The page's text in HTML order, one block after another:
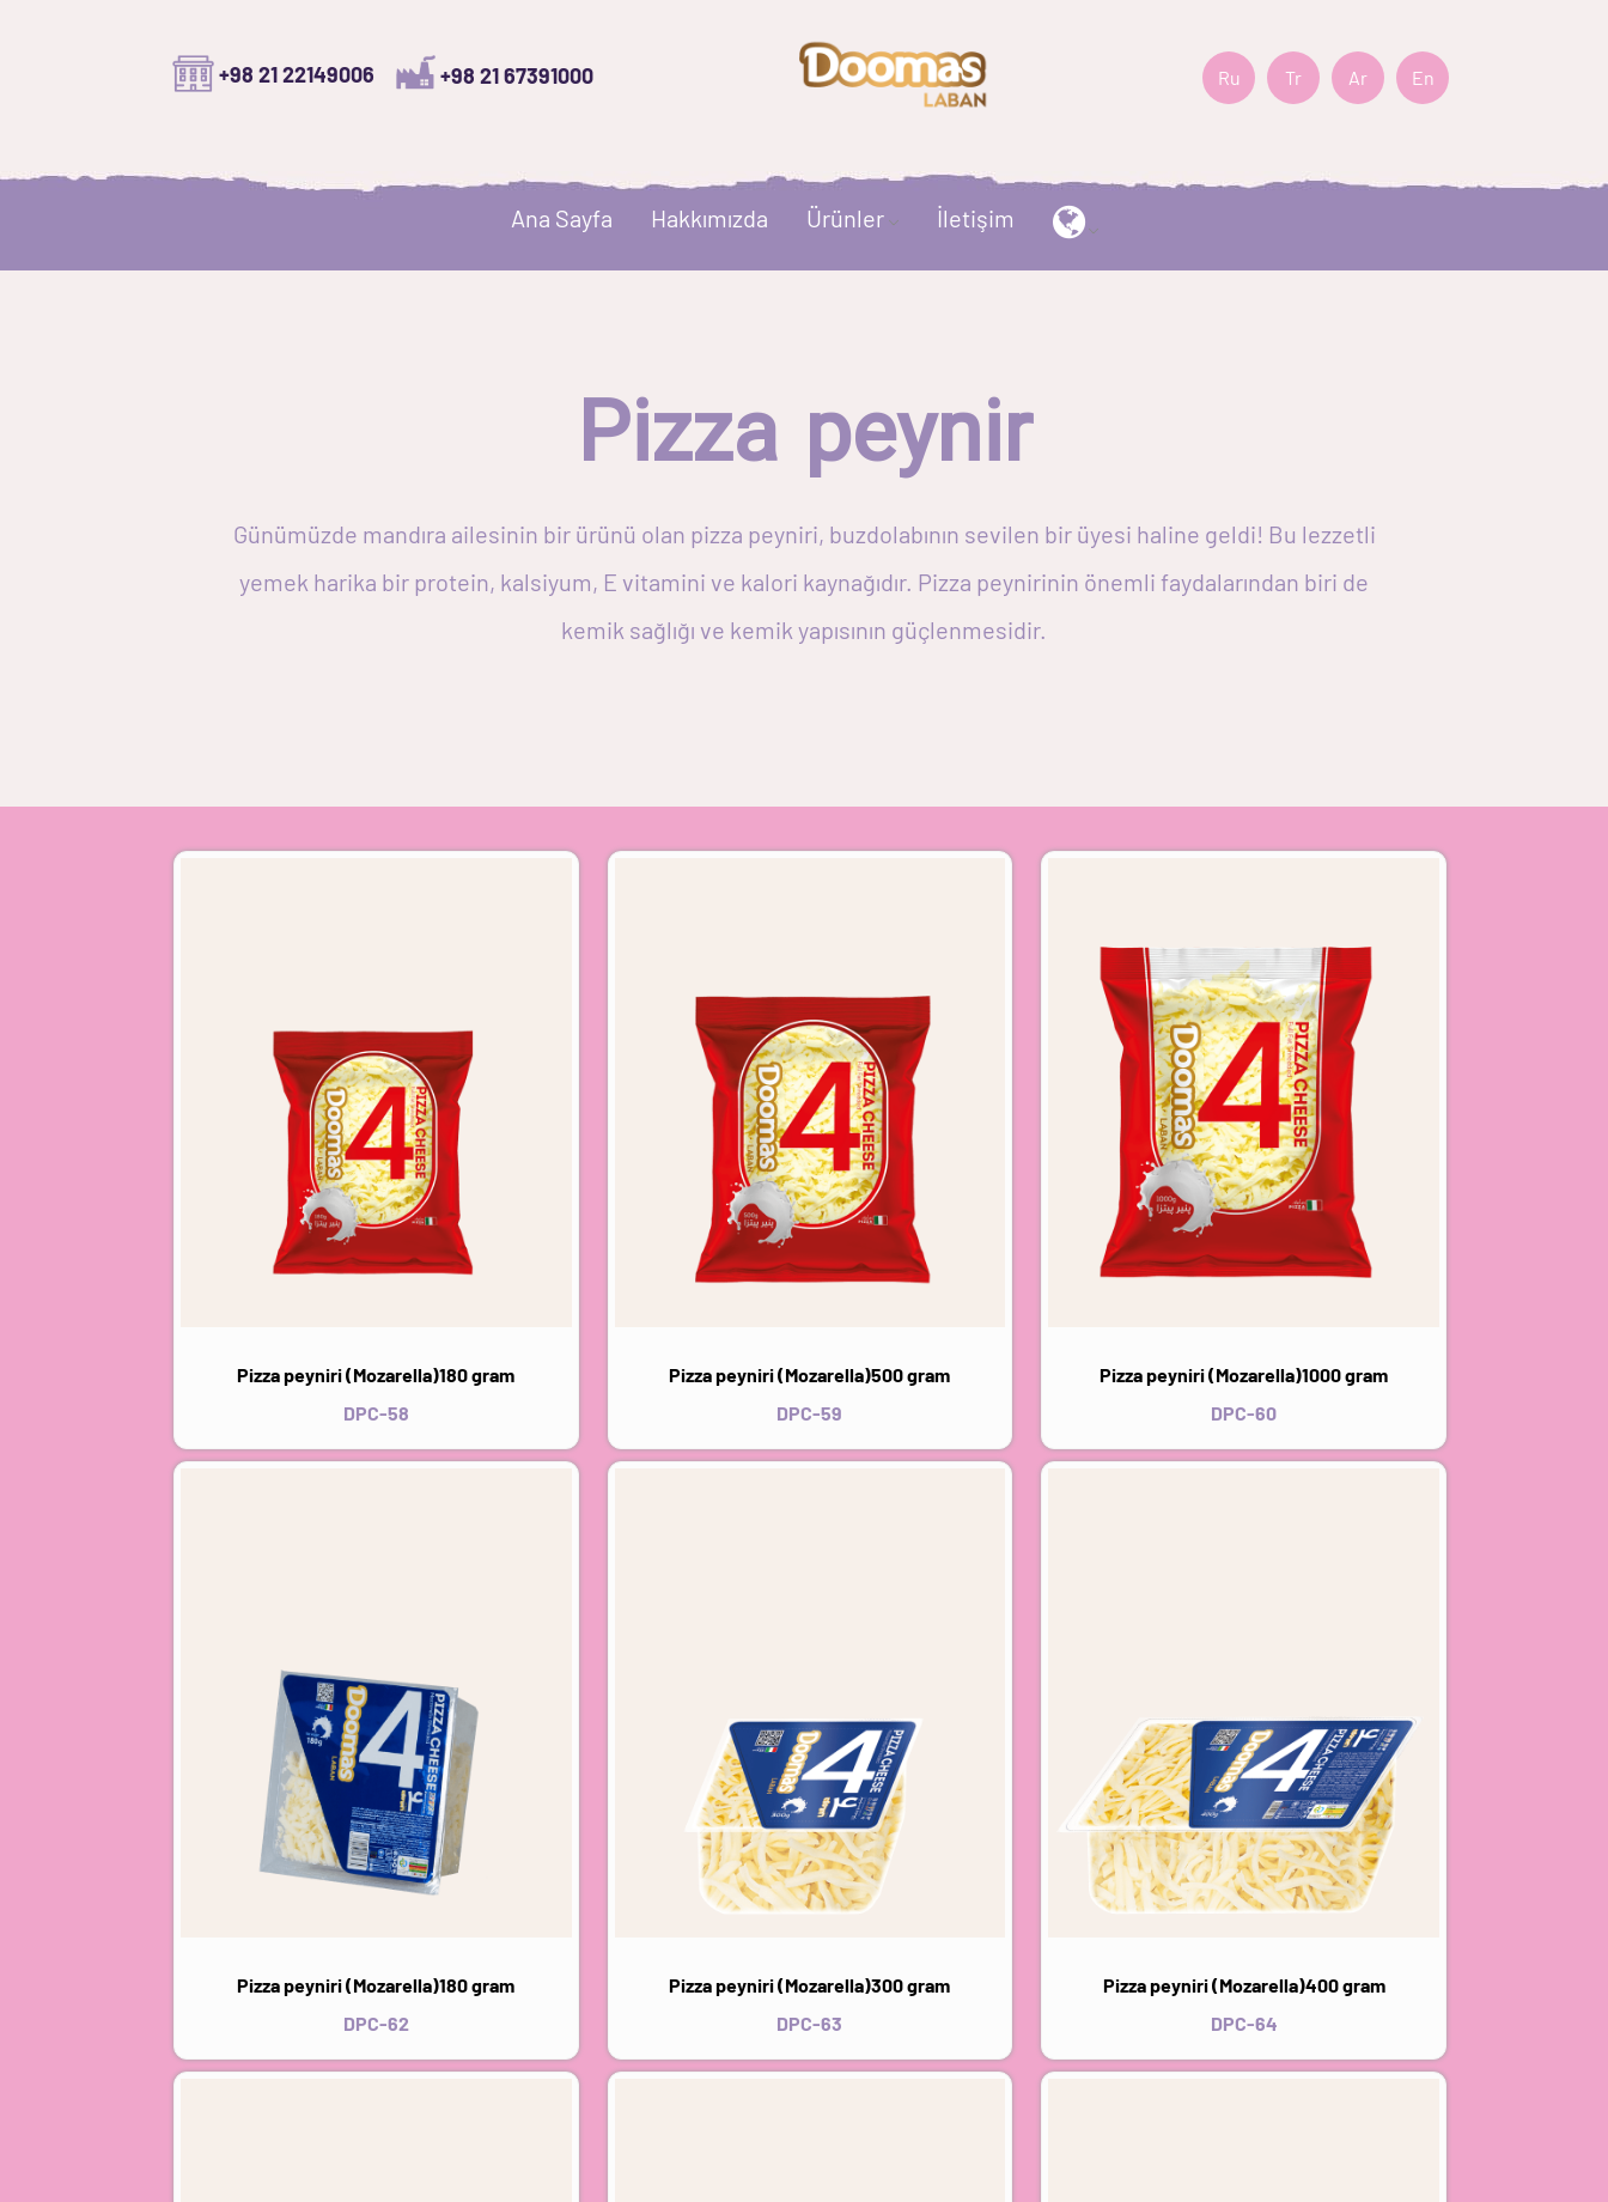
+98 21 22149006 +98 21 67391000 Ru Tr Ar En
Ana Sayfa Hakkımızda Ürünler İletişim
Pizza peynir
Günümüzde mandıra ailesinin bir ürünü olan pizza peyniri, buzdolabının sevilen bir üyesi haline geldi! Bu lezzetli
yemek harika bir protein, kalsiyum, E vitamini ve kalori kaynağıdır. Pizza peynirinin önemli faydalarından biri de
kemik sağlığı ve kemik yapısının güçlenmesidir.
Pizza peyniri (Mozarella)180 gram
DPC-58
Pizza peyniri (Mozarella)500 gram
DPC-59
Pizza peyniri (Mozarella)1000 gram
DPC-60
Pizza peyniri (Mozarella)180 gram
DPC-62
Pizza peyniri (Mozarella)300 gram
DPC-63
Pizza peyniri (Mozarella)400 gram
DPC-64